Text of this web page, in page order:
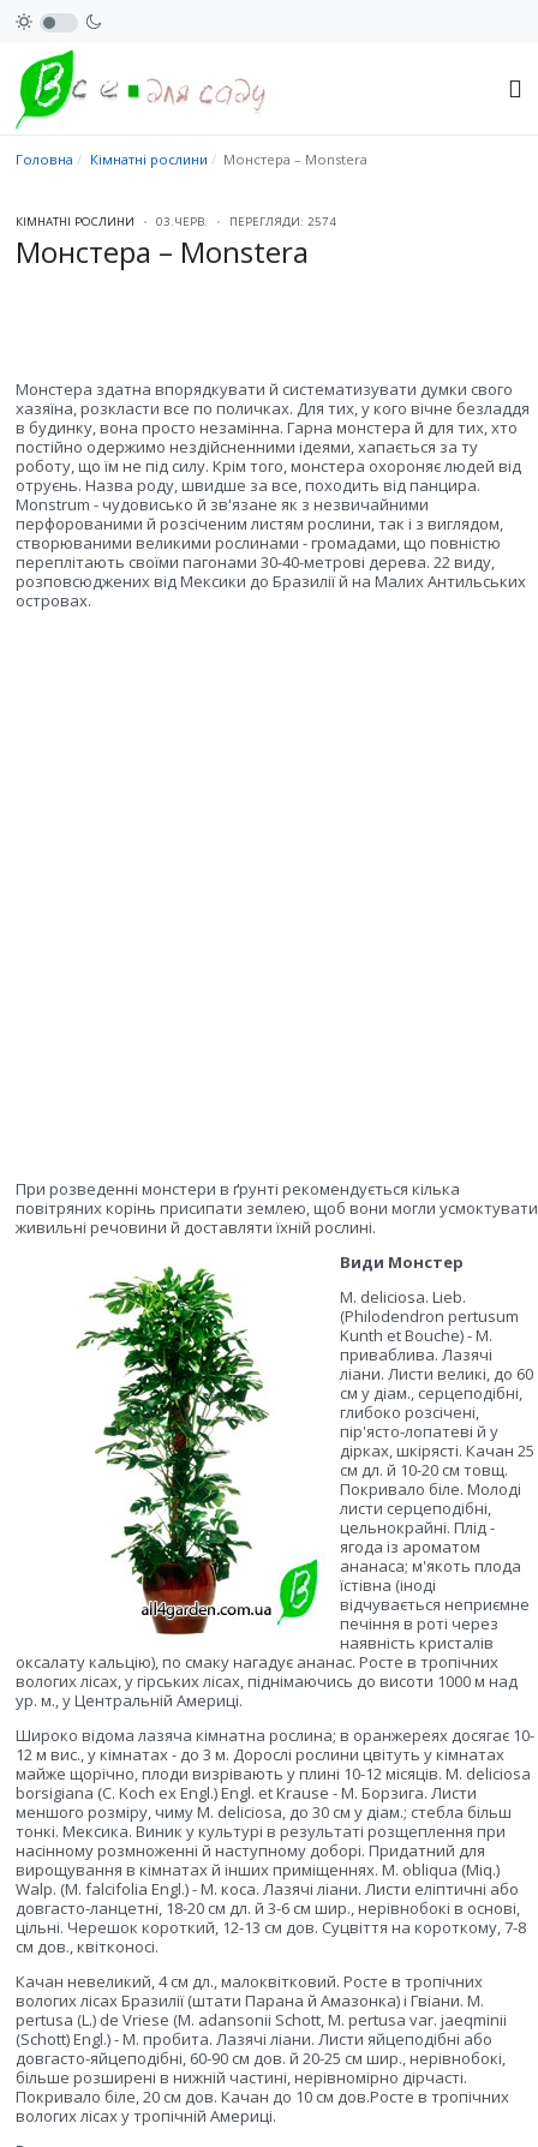
Головна Кімнатні рослини Монстера – Monstera
КІМНАТНІ РОСЛИНИ 03.ЧЕРВ. ПЕРЕГЛЯДИ: 2574
Монстера – Monstera
Монстера здатна впорядкувати й систематизувати думки свого
хазяїна, розкласти все по поличках. Для тих, у кого вічне безладдя
в будинку, вона просто незамінна. Гарна монстера й для тих, хто
постійно одержимо нездійсненними ідеями, хапається за ту
роботу, що їм не під силу. Крім того, монстера охороняє людей від
отруєнь. Назва роду, швидше за все, походить від панцира.
Monstrum - чудовисько й зв'язане як з незвичайними
перфорованими й розсіченим листям рослини, так і з виглядом,
створюваними великими рослинами - громадами, що повністю
переплітають своїми пагонами 30-40-метрові дерева. 22 виду,
розповсюджених від Мексики до Бразилії й на Малих Антильських
островах.
При розведенні монстери в ґрунті рекомендується кілька
повітряних корінь присипати землею, щоб вони могли усмоктувати
живильні речовини й доставляти їхній рослині.
Види Монстер
М. deliciosa. Lieb.
(Philodendron pertusum
Kunth et Bouche) - M.
приваблива. Лазячі
ліани. Листи великі, до 60
см у діам., серцеподібні,
глибоко розсічені,
пір'ясто-лопатеві й у
дірках, шкірясті. Качан 25
см дл. й 10-20 см товщ.
Покривало біле. Молоді
листи серцеподібні,
цельнокрайні. Плід -
ягода із ароматом
ананаса; м'якоть плода
їстівна (іноді
відчувається неприємне
печіння в роті через
наявність кристалів
оксалату кальцію), по смаку нагадує ананас. Росте в тропічних
вологих лісах, у гірських лісах, піднімаючись до висоти 1000 м над
ур. м., у Центральній Америці.
Широко відома лазяча кімнатна рослина; в оранжереях досягає 10-
12 м вис., у кімнатах - до 3 м. Дорослі рослини цвітуть у кімнатах
майже щорічно, плоди визрівають у плині 10-12 місяців. М. deliciosa
borsigiana (С. Koch ex Engl.) Engl. et Krause - M. Борзига. Листи
меншого розміру, чиму М. deliciosa, до 30 см у діам.; стебла більш
тонкі. Мексика. Виник у культурі в результаті розщеплення при
насінному розмноженні й наступному доборі. Придатний для
вирощування в кімнатах й інших приміщеннях. М. obliqua (Miq.)
Walp. (M. falcifolia Engl.) - М. коса. Лазячі ліани. Листи еліптичні або
довгасто-ланцетні, 18-20 см дл. й 3-6 см шир., нерівнобокі в основі,
цільні. Черешок короткий, 12-13 см дов. Суцвіття на короткому, 7-8
см дов., квітконосі.
Качан невеликий, 4 см дл., малоквітковий. Росте в тропічних
вологих лісах Бразилії (штати Парана й Амазонка) і Гвіани. М.
pertusa (L.) de Vriese (М. adansonii Schott, M. pertusa var. jaeqminii
(Schott) Engl.) - M. пробита. Лазячі ліани. Листи яйцеподібні або
довгасто-яйцеподібні, 60-90 см дов. й 20-25 см шир., нерівнобокі,
більше розширені в нижній частині, нерівномірно дірчасті.
Покривало біле, 20 см дов. Качан до 10 см дов.Росте в тропічних
вологих лісах у тропічній Америці.